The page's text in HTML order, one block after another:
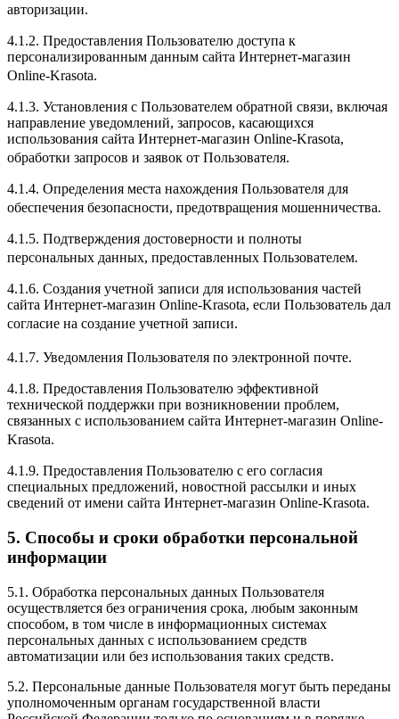
авторизации.
4.1.2. Предоставления Пользователю доступа к
персонализированным данным сайта Интернет-магазин
Online-Krasota.
4.1.3. Установления с Пользователем обратной связи, включая
направление уведомлений, запросов, касающихся
использования сайта Интернет-магазин Online-Krasota,
обработки запросов и заявок от Пользователя.
4.1.4. Определения места нахождения Пользователя для
обеспечения безопасности, предотвращения мошенничества.
4.1.5. Подтверждения достоверности и полноты
персональных данных, предоставленных Пользователем.
4.1.6. Создания учетной записи для использования частей
сайта Интернет-магазин Online-Krasota, если Пользователь дал
согласие на создание учетной записи.
4.1.7. Уведомления Пользователя по электронной почте.
4.1.8. Предоставления Пользователю эффективной
технической поддержки при возникновении проблем,
связанных с использованием сайта Интернет-магазин Online-
Krasota.
4.1.9. Предоставления Пользователю с его согласия
специальных предложений, новостной рассылки и иных
сведений от имени сайта Интернет-магазин Online-Krasota.
5. Способы и сроки обработки персональной
информации
5.1. Обработка персональных данных Пользователя
осуществляется без ограничения срока, любым законным
способом, в том числе в информационных системах
персональных данных с использованием средств
автоматизации или без использования таких средств.
5.2. Персональные данные Пользователя могут быть переданы
уполномоченным органам государственной власти